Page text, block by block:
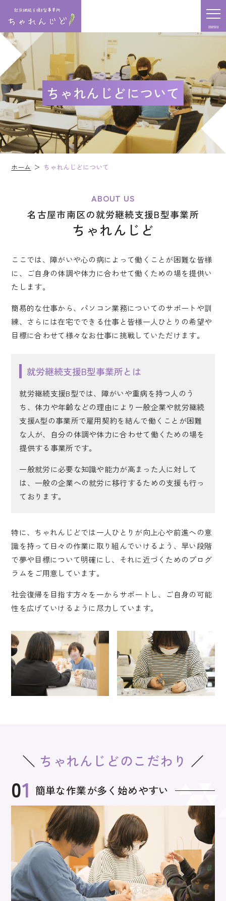
menu
ちゃれんじどについて
ホーム ちゃれんじどについて
ABOUT US
名古屋市南区の就労継続支援B型事業所
ちゃれんじど
ここでは、障がいや心の病によって働くことが困難な皆様
に、
ご自身の体調や体力に合わせて働くための場を提供い
たします。
簡易的な仕事から、パソコン業務についてのサポートや訓
練、 さらには在宅でできる仕事と皆様一人ひとりの希望や
目標に合わせて様々なお仕事に挑戦していただけます。
就労継続支援B型事業所とは
就労継続支援B型では、障がいや重病を持つ人のう
ち、体力や年齢などの理由により一般企業や就労継続
支援A型の事業所で雇用契約を結んで働くことが困難
な人が、自分の体調や体力に合わせて働くための場を
提供する事業所です。
一般就労に必要な知識や能力が高まった人に対して
は、一般の企業への就労に移行するための支援も行っ
ております。
特に、ちゃれんじどでは一人ひとりが向上心や前進への意
識を持って日々の作業に取り組んでいけるよう、早い段階
で夢や目標について明確にし、それに近づくためのプログ
ラムをご用意しています。
社会復帰を目指す方々を一からサポートし、ご自身の可能
性を広げていけるように尽力しています。
ちゃれんじどのこだわり
01 簡単な作業が多く始めやすい